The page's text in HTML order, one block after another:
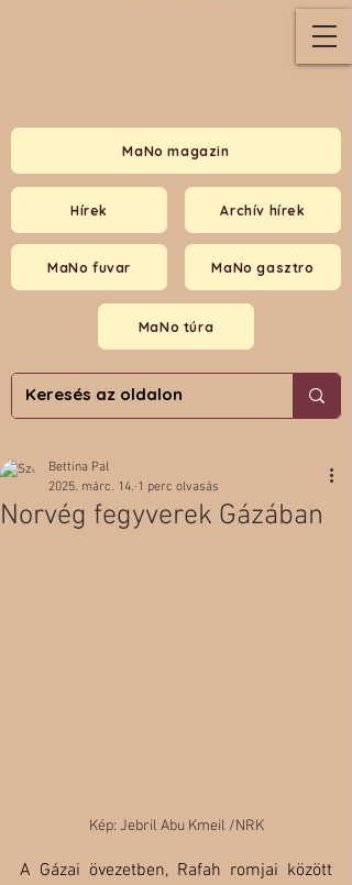
Hírek
MaNo magazin
MaNo fuvar MaNo gasztro
MaNo túra
Archív hírek
Norvég fegyverek Gázában
Bettina Pal
2025. márc. 14. 1 perc olvasás
Kép: Jebril Abu Kmeil /NRK
A Gázai övezetben, Rafah romjai között